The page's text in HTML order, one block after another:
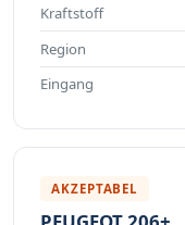
Kraftstoff
Region
Eingang
AKZEPTABEL